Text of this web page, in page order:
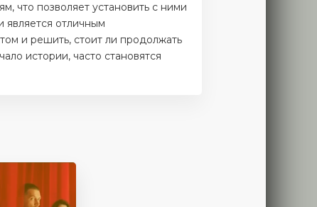
что позволяет установить с ними
является отличным
и решить, стоит ли продолжать
истории, часто становятся